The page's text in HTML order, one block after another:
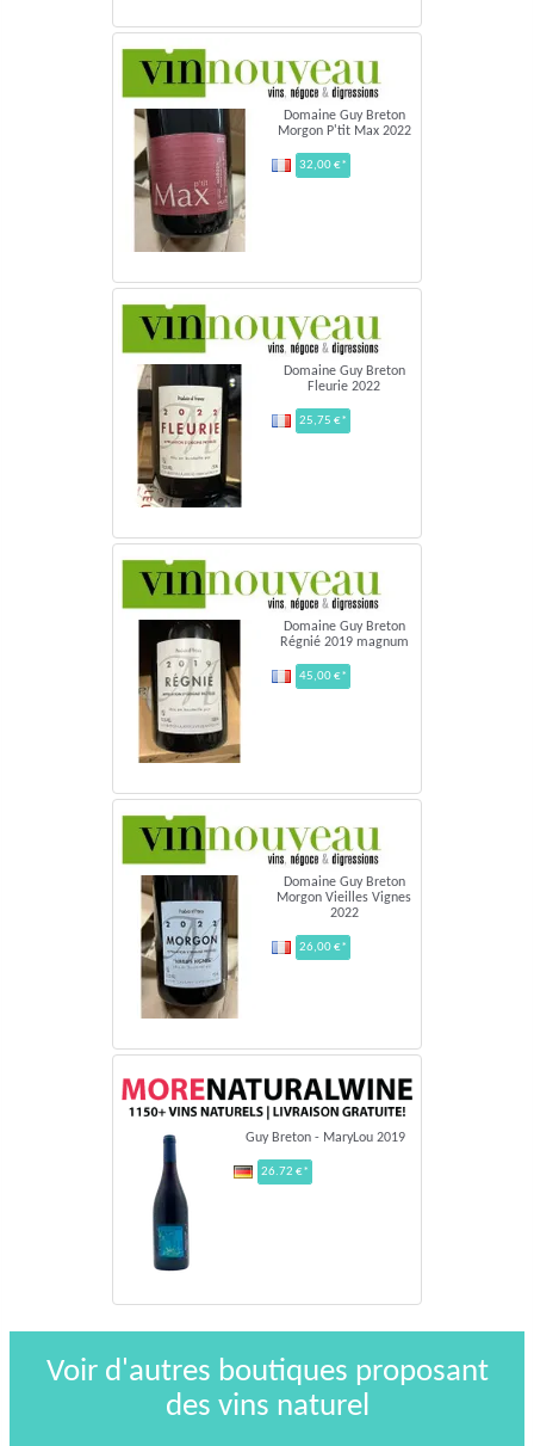
Domaine Guy Breton
Morgon P'tit Max 2022
32,00 €*
Domaine Guy Breton
Fleurie 2022
25,75 €*
Domaine Guy Breton
Régnié 2019 magnum
45,00 €*
Domaine Guy Breton
Morgon Vieilles Vignes
2022
26,00 €*
Guy Breton - MaryLou 2019
26.72 €*
Voir d'autres boutiques proposant
des vins naturel